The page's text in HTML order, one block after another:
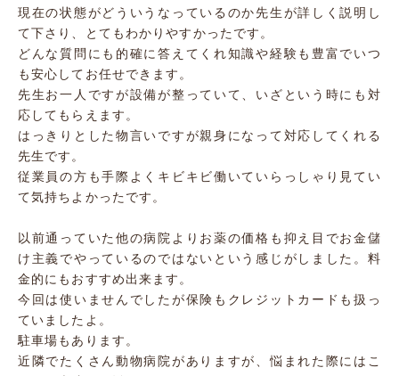
現在の状態がどういうなっているのか先生が詳しく説明し
て下さり、とてもわかりやすかったです。
どんな質問にも的確に答えてくれ知識や経験も豊富でいつ
も安心してお任せできます。
先生お一人ですが設備が整っていて、いざという時にも対
応してもらえます。
はっきりとした物言いですが親身になって対応してくれる
先生です。
従業員の方も手際よくキビキビ働いていらっしゃり見てい
て気持ちよかったです。
以前通っていた他の病院よりお薬の価格も抑え目でお金儲
け主義でやっているのではないという感じがしました。料
金的にもおすすめ出来ます。
今回は使いませんでしたが保険もクレジットカードも扱っ
ていましたよ。
駐車場もあります。
近隣でたくさん動物病院がありますが、悩まれた際にはこ